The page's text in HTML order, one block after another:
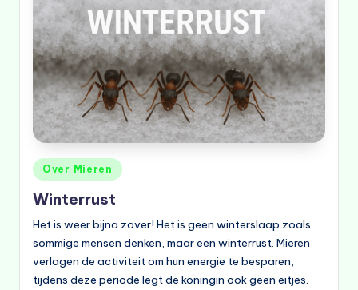
Geplaatst
in
Over Mieren
Winterrust
Het is weer bijna zover! Het is geen winterslaap zoals
sommige mensen denken, maar een winterrust. Mieren
verlagen de activiteit om hun energie te besparen,
tijdens deze periode legt de koningin ook geen eitjes.